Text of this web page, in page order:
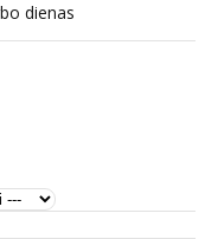
dienas